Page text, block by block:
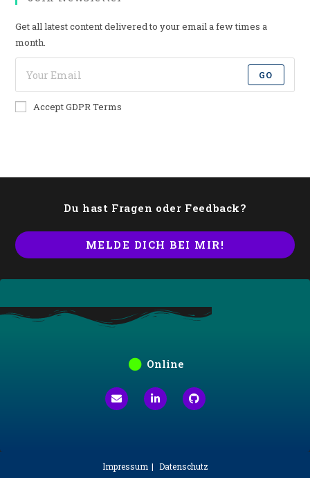
Get all latest content delivered to your email a few times a
month.
GO
Accept GDPR Terms
Du hast Fragen oder Feedback?
MELDE DICH BEI MIR!
Online
Impressum Datenschutz